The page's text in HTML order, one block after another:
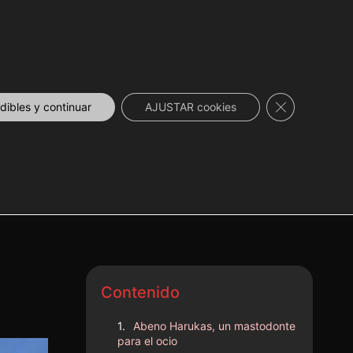
Contenido
Abeno Harukas, un mastodonte
para el ocio
y continuar AJUSTAR cookies Cerrar el